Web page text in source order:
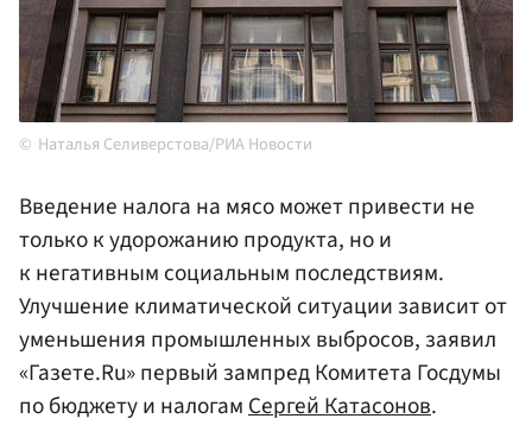
Наталья Селиверстова/РИА Новости
Введение налога на мясо может привести не
только к удорожанию продукта, но и
к негативным социальным последствиям.
Улучшение климатической ситуации зависит от
уменьшения промышленных выбросов, заявил
«Газете.Ru» первый зампред Комитета Госдумы
по бюджету и налогамСергей Катасонов.